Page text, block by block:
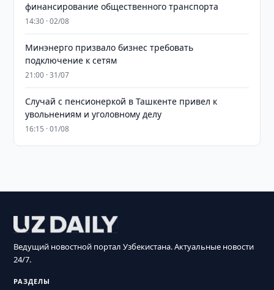
финансирование общественного транспорта
14:30 · 02/08
Минэнерго призвало бизнес требовать
подключение к сетям
21:00 · 31/07
Случай с пенсионеркой в Ташкенте привел к
увольнениям и уголовному делу
16:15 · 01/08
Ведущий новостной портал Узбекистана. Актуальные новости
24/7.
РАЗДЕЛЫ